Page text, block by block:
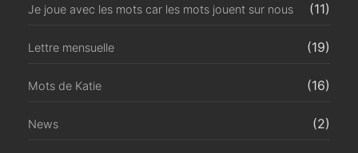
Je joue avec les mots car les mots jouent sur nous (11)
Lettre mensuelle (19)
Mots de Katie (16)
News (2)